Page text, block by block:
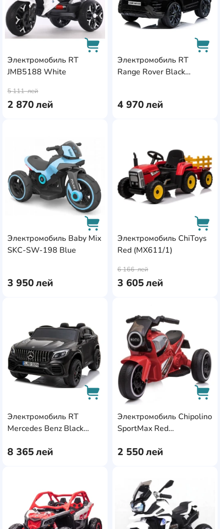
Электромобиль RT
JMB5188 White
2 870лей
5 111лей
AddCardToCart
Электромобиль RT
Range Rover Black
4 970лей
Электромобиль Baby Mix
SKC-SW-198 Blue
3 950лей
AddCardToCart
Электромобиль ChiToys
Red (MX611/1)
3 605лей
6 166лей
Электромобиль RT
Mercedes Benz Black
8 365лей
AddCardToFavourite
AddCardToCart
Электромобиль Chipolino
SportMax Red
2 550лей
AddCardToFavourite